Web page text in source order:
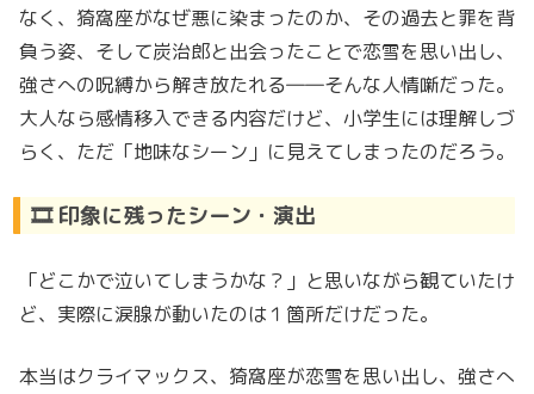
なく、猗窩座がなぜ悪に染まったのか、その過去と罪を背
負う姿、そして炭治郎と出会ったことで恋雪を思い出し、
強さへの呪縛から解き放たれる――そんな人情噺だった。
大人なら感情移入できる内容だけど、小学生には理解しづ
らく、ただ「地味なシーン」に見えてしまったのだろう。
🎞️ 印象に残ったシーン・演出
「どこかで泣いてしまうかな？」と思いながら観ていたけ
ど、実際に涙腺が動いたのは１箇所だけだった。
本当はクライマックス、猗窩座が恋雪を思い出し、強さへ